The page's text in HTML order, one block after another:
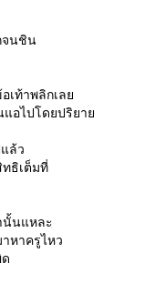
จนชิน
อเท้าพลิกเล
แอไปโดยปริยา
ล้ว
ทธิเต็มที่
นั้นแหละ
าหาครูไหว